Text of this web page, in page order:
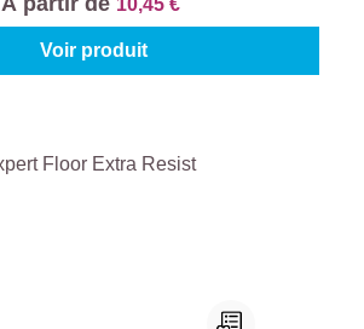
10,45 €
Voir produit